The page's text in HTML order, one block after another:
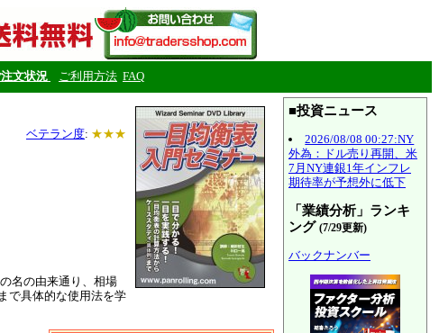
文状況 ご利用方法 FAQ
ベテラン度: ★★★
名の由来通り、相場
で具体的な使用法を学
■投資ニュース
2026/08/08 00:27:NY
外為：ドル売り再開、米
7月NY連銀1年インフレ
期待率が予想外に低下
「業績分析」ランキ
ング (7/29更新)
バックナンバー